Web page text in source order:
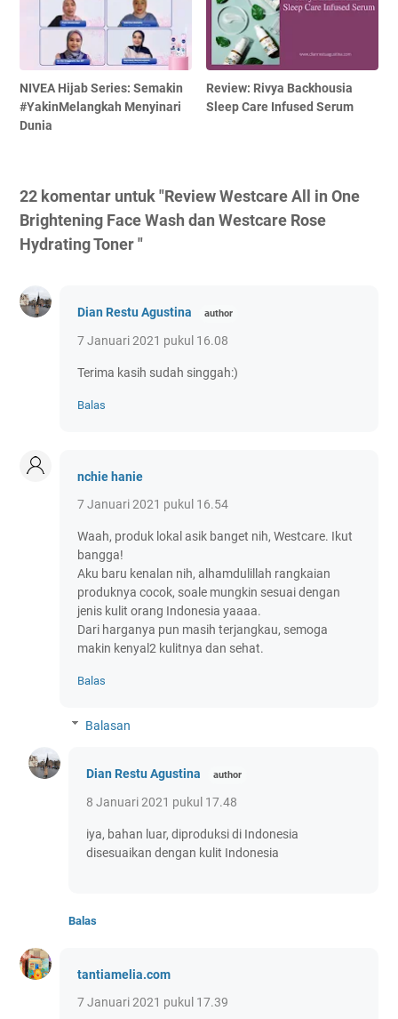
NIVEA Hijab Series: Semakin
#YakinMelangkah Menyinari
Dunia
Review: Rivya Backhousia
Sleep Care Infused Serum
22 komentar untuk "Review Westcare All in One
Brightening Face Wash dan Westcare Rose
Hydrating Toner "
Dian Restu Agustina
7 Januari 2021 pukul 16.08
Terima kasih sudah singgah:)
Balas
nchie hanie
7 Januari 2021 pukul 16.54
Waah, produk lokal asik banget nih, Westcare. Ikut
bangga!
Aku baru kenalan nih, alhamdulillah rangkaian
produknya cocok, soale mungkin sesuai dengan
jenis kulit orang Indonesia yaaaa.
Dari harganya pun masih terjangkau, semoga
makin kenyal2 kulitnya dan sehat.
Balas
Balasan
Dian Restu Agustina
8 Januari 2021 pukul 17.48
iya, bahan luar, diproduksi di Indonesia
disesuaikan dengan kulit Indonesia
Balas
tantiamelia.com
7 Januari 2021 pukul 17.39